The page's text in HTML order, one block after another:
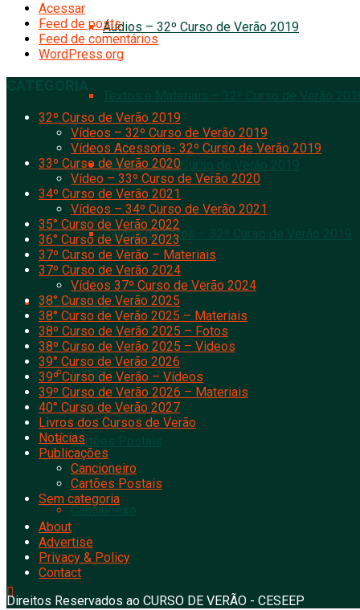
Áudios – 32º Curso de Verão 2019
Vídeos – 32º Curso de Verão 2019
Galeria de Fotos – 32º Curso de Verão 2019
Publicações
Livros
Cartões Postais
Cancioneiro
Acessar
Feed de posts
Feed de comentários
WordPress.org
32º Curso de Verão 2019
Vídeos – 32º Curso de Verão 2019
Vídeos Acessoria- 32º Curso de Verão 2019
33º Curso de Verão 2020
Vídeo – 33º Curso de Verão 2020
34º Curso de Verão 2021
Vídeos – 34º Curso de Verão 2021
35° Curso de Verão 2022
36° Curso de Verão 2023
37º Curso de Verão – Materiais
37º Curso de Verão 2024
Vídeos 37º Curso de Verão 2024
38° Curso de Verão 2025
38° Curso de Verão 2025 – Materiais
38º Curso de Verão 2025 – Fotos
38º Curso de Verão 2025 – Videos
39° Curso de Verão 2026
39º Curso de Verão – Vídeos
39º Curso de Verão 2026 – Materiais
40° Curso de Verão 2027
Livros dos Cursos de Verão
Notícias
Publicações
Cancioneiro
Cartões Postais
Sem categoria
About
Advertise
Privacy & Policy
Contact
Direitos Reservados ao CURSO DE VERÃO - CESEEP